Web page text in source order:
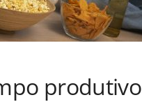
produtivo